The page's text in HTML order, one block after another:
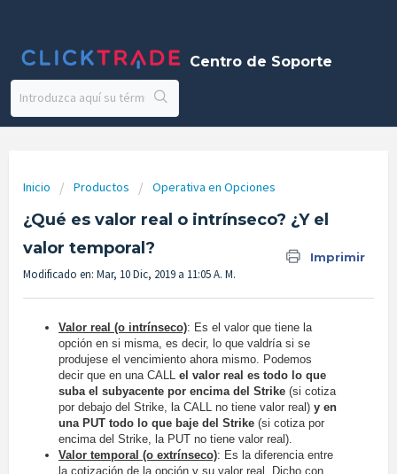
Centro de Soporte
Inicio Productos Operativa en Opciones
¿Qué es valor real o intrínseco? ¿Y el
valor temporal?
Imprimir
Modificado en: Mar, 10 Dic, 2019 a 11:05 A. M.
Valor real (o intrínseco): Es el valor que tiene la
opción en si misma, es decir, lo que valdría si se
produjese el vencimiento ahora mismo. Podemos
decir que en una CALL el valor real es todo lo que
suba el subyacente por encima del Strike (si cotiza
por debajo del Strike, la CALL no tiene valor real) y en
una PUT todo lo que baje del Strike (si cotiza por
encima del Strike, la PUT no tiene valor real).
Valor temporal (o extrínseco): Es la diferencia entre
la cotización de la opción y su valor real. Dicho con